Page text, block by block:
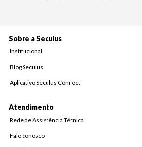
Sobre a Seculus
Institucional
Blog Seculus
Aplicativo Seculus Connect
Atendimento
Rede de Assistência Técnica
Fale conosco